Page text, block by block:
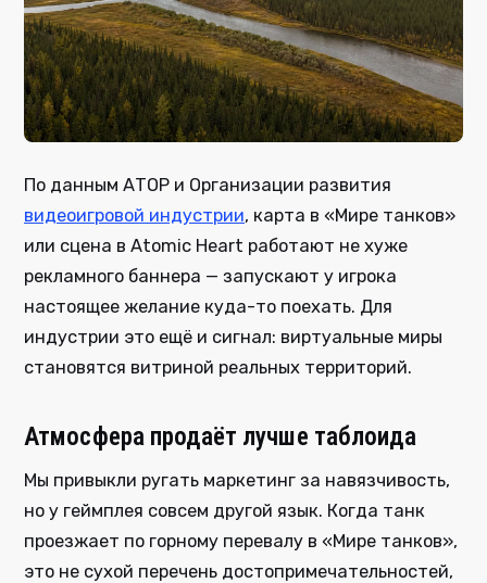
По данным АТОР и Организации развития
видеоигровой индустрии, карта в «Мире танков»
или сцена в Atomic Heart работают не хуже
рекламного баннера — запускают у игрока
настоящее желание куда-то поехать. Для
индустрии это ещё и сигнал: виртуальные миры
становятся витриной реальных территорий.
Атмосфера продаёт лучше таблоида
Мы привыкли ругать маркетинг за навязчивость,
но у геймплея совсем другой язык. Когда танк
проезжает по горному перевалу в «Мире танков»,
это не сухой перечень достопримечательностей,